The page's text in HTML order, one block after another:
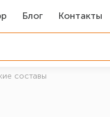
Блог Контакты
составы